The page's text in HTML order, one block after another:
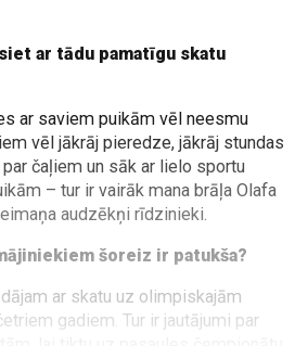
ar tādu pamatīgu skatu
ar saviem puikām vēl neesmu
vēl jākrāj pieredze, jākrāj stundas
čaļiem un sāk ar lielo sportu
– tur ir vairāk mana brāļa Olafa
audzēkņi rīdzinieki.
šoreiz ir patukša?
ar skatu uz olimpiskajām
gadiem. Tur ir jautājumi par